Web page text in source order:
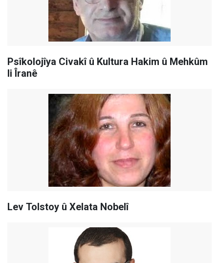
Psîkolojîya Civakî û Kultura Hakim û Mehkûm
li Îranê
Lev Tolstoy û Xelata Nobelî